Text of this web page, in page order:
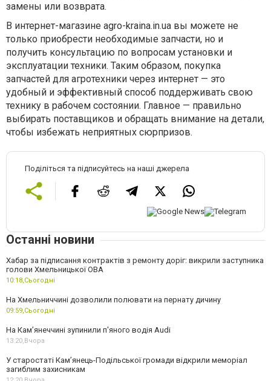
замены или возврата.
В интернет-магазине agro-kraina.in.ua вы можете не
только приобрести необходимые запчасти, но и
получить консультацию по вопросам установки и
эксплуатации техники. Таким образом, покупка
запчастей для агротехники через интернет — это
удобный и эффективный способ поддерживать свою
технику в рабочем состоянии. Главное — правильно
выбирать поставщиков и обращать внимание на детали,
чтобы избежать неприятных сюрпризов.
Поділіться та підписуйтесь на наші джерела
Останні новини
Хабар за підписання контрактів з ремонту доріг: викрили заступника
голови Хмельницької ОВА
10:18,Сьогодні
На Хмельниччині дозволили полювати на пернату дичину
09:59,Сьогодні
На Камʼянеччині зупинили п'яного водія Audi
13:20,Вчора
У старостаті Кам’янець-Подільської громади відкрили меморіал
загиблим захисникам